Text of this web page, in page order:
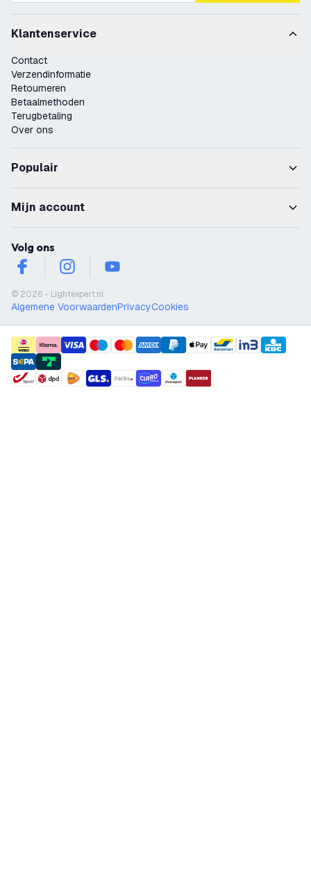
Klantenservice
Contact
Verzendinformatie
Retourneren
Betaalmethoden
Terugbetaling
Over ons
Populair
Mijn account
Volg ons
facebookinstagramyoutube
© 2026 - Lightexpert.nl
Algemene VoorwaardenPrivacyCookies
payment methods
shipment methods